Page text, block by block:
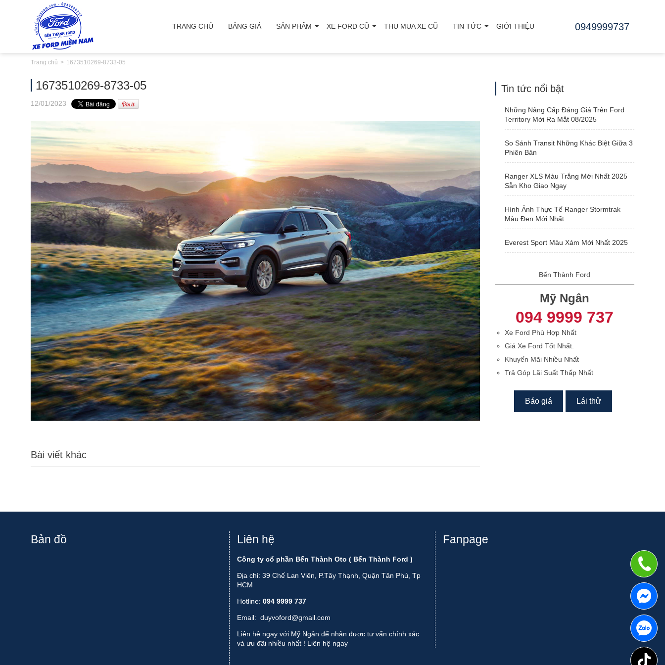
TRANG CHỦ BẢNG GIÁ SẢN PHẨM XE FORD CŨ THU MUA XE CŨ TIN TỨC GIỚI THIỆU 0949999737
Trang chủ 1673510269-8733-05
1673510269-8733-05
12/01/2023
Bài viết khác
Tin tức nổi bật
Những Nâng Cấp Đáng Giá Trên Ford
Territory Mới Ra Mắt 08/2025
So Sánh Transit Những Khác Biệt Giữa 3
Phiên Bản
Ranger XLS Màu Trắng Mới Nhất 2025
Sẵn Kho Giao Ngay
Hình Ảnh Thực Tế Ranger Stormtrak
Màu Đen Mới Nhất
Everest Sport Màu Xám Mới Nhất 2025
Bến Thành Ford
Mỹ Ngân
094 9999 737
Xe Ford Phù Hợp Nhất
Giá Xe Ford Tốt Nhất.
Khuyến Mãi Nhiều Nhất
Trả Góp Lãi Suất Thấp Nhất
Báo giá Lái thử
Bản đồ Liên hệ
Công ty cổ phần Bến Thành Oto ( Bến Thành Ford )
Địa chỉ: 39 Chế Lan Viên, P.Tây Thạnh, Quận Tân Phú, Tp
HCM
Hotline: 094 9999 737
Email: duyvoford@gmail.com
Liên hệ ngay với Mỹ Ngân để nhận được tư vấn chính xác
và ưu đãi nhiều nhất ! Liên hệ ngay
Fanpage